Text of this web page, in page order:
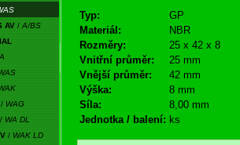
AV / A/BS
/ WAG
/ WA DL
/ WAK LD
Typ:
GP
Materiál:
NBR
Rozměry:
25 x 42 x 8
Vnitřní průměr:
25 mm
Vnější průměr:
42 mm
Výška:
8 mm
Síla:
8,00 mm
Jednotka / balení: ks